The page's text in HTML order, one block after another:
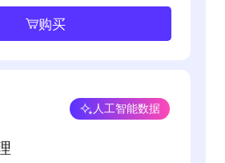
购买
人工智能数据